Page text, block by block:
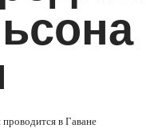
в Гаване